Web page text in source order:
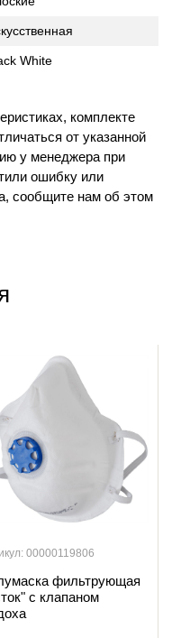
White
комплекте
от указанной
у менеджера при
ошибку или
сообщите нам об этом
00000119806
фильтрующая
с клапаном